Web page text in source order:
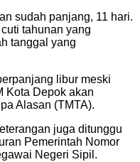
sudah panjang, 11 hari.
tahunan yang
tanggal yang
libur meski
Kota Depok akan
Alasan (TMTA).
juga ditunggu
Pemerintah Nomor
Negeri Sipil.